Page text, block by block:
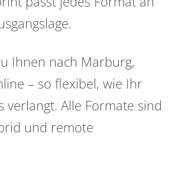
Ihnen nach Marburg,
– so flexibel, wie Ihr
verlangt. Alle Formate sind
und remote